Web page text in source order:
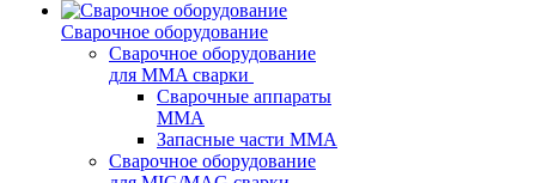
Сварочное оборудование
Сварочное оборудование
для MMA сварки
Сварочные аппараты
MMA
Запасные части MMA
Сварочное оборудование